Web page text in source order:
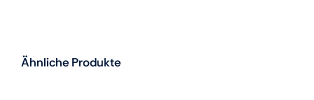
Ähnliche Produkte